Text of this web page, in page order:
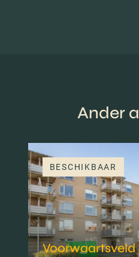
Ander
BESCHIKBAAR
Voorwaartsveld